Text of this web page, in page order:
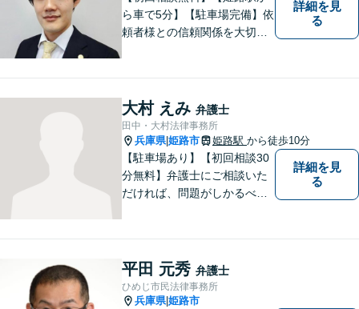
ら車で5分】【駐車場完備】依
頼者様との信頼関係を大切
談をお受けしております。離
婚・借金問題・交通事故・企
業法務など幅広く対応してい
ます。
詳細を見
る
大村 えみ 弁護士
田中・大村法律事務所
兵庫県|姫路市 姫路駅 から徒歩10分
【駐車場あり】【初回相談30
分無料】弁護士にご相談いた
だければ、問題がしかるべき
ら、お早めに弁護士にご相談
ください。
詳細を見
る
平田 元秀 弁護士
ひめじ市民法律事務所
兵庫県|姫路市